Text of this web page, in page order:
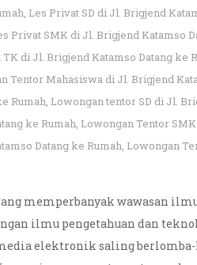
, Les Privat SD di Jl. Brigjend
Privat SMK di Jl. Brigjend Katamso
di Jl. Brigjend Katamso Datang ke
Tentor Mahasiswa di Jl. Brigjend
Rumah, Lowongan tentor SD di Jl.
ke Rumah, Lowongan Tentor
Datang ke Rumah, Lowongan
memperbanyak wawasan
ilmu pengetahuan dan
elektronik saling